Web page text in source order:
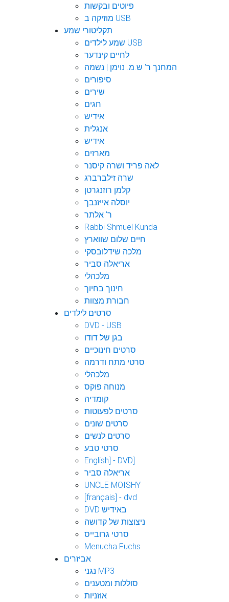
פיוטים ובקשות
מוזיקה ב USB
תקליטורי שמע
שמע לילדים USB
לחיים קינדער
המחנך ר' ש.מ. נוימן | נשמה
סיפורים
שירים
חגים
אידיש
אנגלית
אידיש
מארזים
לאה פריד ושרה קיסנר
שרה זילברברג
קלמן רוזנגרטן
יוסלה אייזנבך
ר' אלתר
Rabbi Shmuel Kunda
חיים שלום שווארץ
מלכה שידלובסקי
אריאלה סביר
מלכהלי
חינוך בחיוך
חבורת מצוות
סרטים לילדים
DVD - USB
בגן של דודו
סרטים חינוכיים
סרטי מתח ודרמה
מלכהלי
מנוחה פוקס
קומדיה
סרטים לפעוטות
סרטים שונים
סרטים לנשים
סרטי טבע
English] - DVD]
אריאלה סביר
UNCLE MOISHY
[français] - dvd
DVD באידיש
ניצוצות של קדושה
סרטי גרובייס
Menucha Fuchs
אביזרים
נגני MP3
סוללות ומטענים
אוזניות